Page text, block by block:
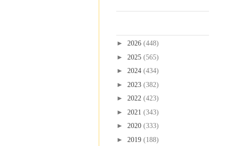
► 2026 (448)
► 2025 (565)
► 2024 (434)
► 2023 (382)
► 2022 (423)
► 2021 (343)
► 2020 (333)
► 2019 (188)